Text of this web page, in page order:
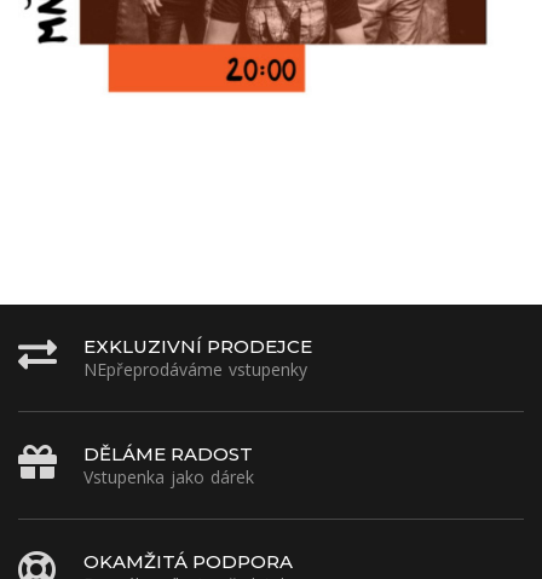
EXKLUZIVNÍ PRODEJCE
NEpřeprodáváme vstupenky
DĚLÁME RADOST
Vstupenka jako dárek
OKAMŽITÁ PODPORA